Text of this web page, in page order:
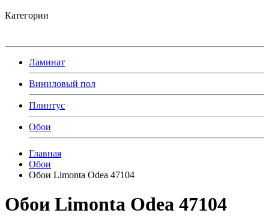
Категории
Ламинат
Виниловый пол
Плинтус
Обои
Главная
Обои
Обои Limonta Odea 47104
Обои Limonta Odea 47104